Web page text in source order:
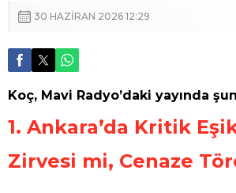
30 HAZIRAN 2026 12:29
Koç, Mavi Radyo’daki yayında
1. Ankara’da Kritik
Zirvesi mi, Cenaze